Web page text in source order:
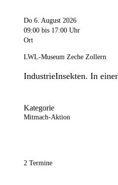
Do 6. August 2026
09:00 bis 17:00 Uhr
Ort
LWL-Museum Zeche Zollern
IndustrieInsekten. In
Kategorie
Mitmach-Aktion
2 Termine